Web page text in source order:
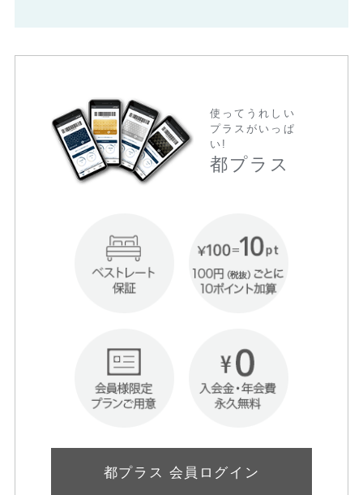
使ってうれしい
プラスがいっぱ
い!
都プラス
都プラス 会員ログイン